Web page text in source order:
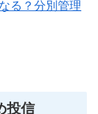
る？分別管理
投信